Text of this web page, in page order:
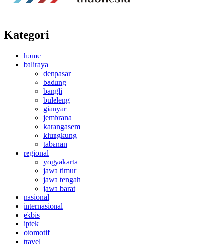
Kategori
home
baliraya
denpasar
badung
bangli
buleleng
gianyar
jembrana
karangasem
klungkung
tabanan
regional
yogyakarta
jawa timur
jawa tengah
jawa barat
nasional
internasional
ekbis
iptek
otomotif
travel